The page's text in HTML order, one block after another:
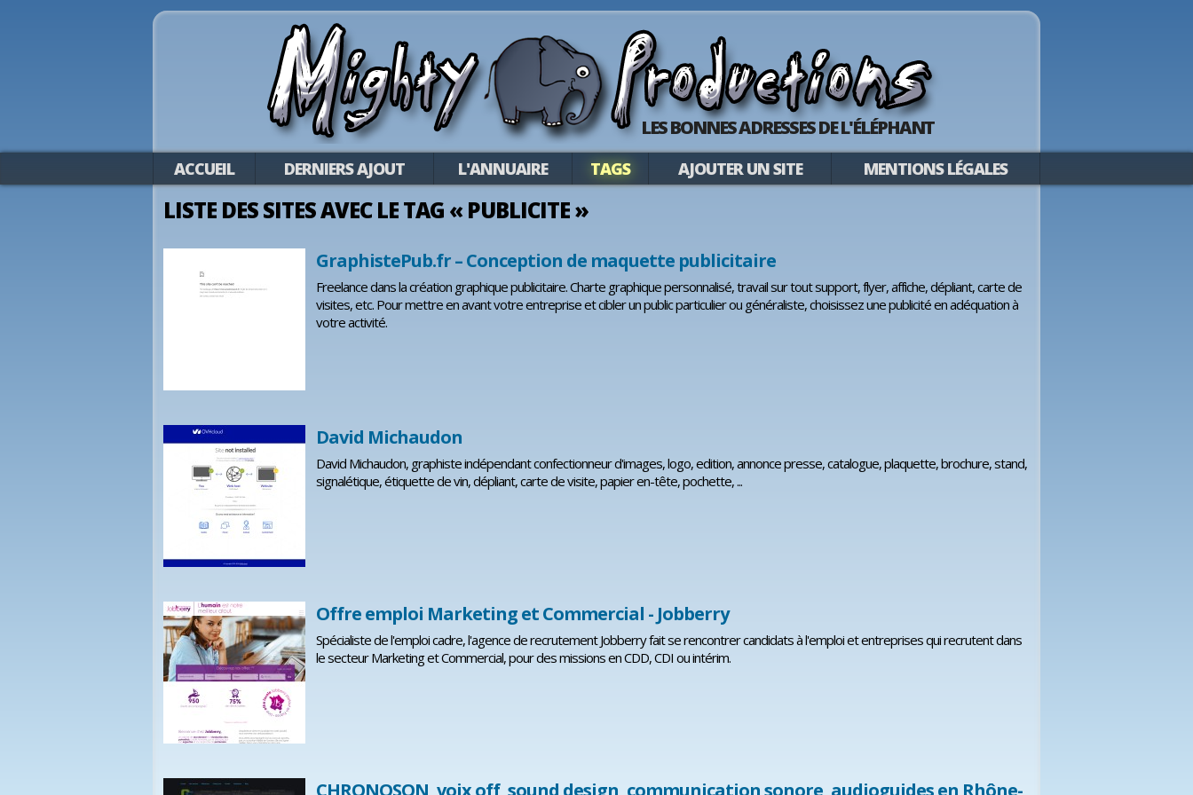
LES BONNES ADRESSES DE L'ÉLÉPHANT
ACCUEIL DERNIERS AJOUT L'ANNUAIRE TAGS AJOUTER UN SITE MENTIONS LÉGALES
LISTE DES SITES AVEC LE TAG « PUBLICITE »
GraphistePub.fr – Conception de maquette publicitaire
Freelance dans la création graphique publicitaire. Charte graphique personnalisé, travail sur tout support, flyer, affiche, dépliant, carte de
visites, etc. Pour mettre en avant votre entreprise et cibler un public particulier ou généraliste, choisissez une publicité en adéquation à
votre activité.
David Michaudon
David Michaudon, graphiste indépendant confectionneur d'images, logo, edition, annonce presse, catalogue, plaquette, brochure, stand,
signalétique, étiquette de vin, dépliant, carte de visite, papier en-tête, pochette, ...
Offre emploi Marketing et Commercial - Jobberry
Spécialiste de l'emploi cadre, l'agence de recrutement Jobberry fait se rencontrer candidats à l'emploi et entreprises qui recrutent dans
le secteur Marketing et Commercial, pour des missions en CDD, CDI ou intérim.
CHRONOSON, voix off, sound design, communication sonore, audioguides en Rhône-